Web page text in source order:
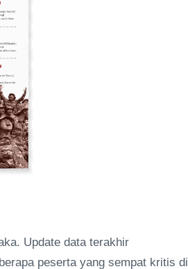
Update data terakhir
peserta yang sempat kritis di